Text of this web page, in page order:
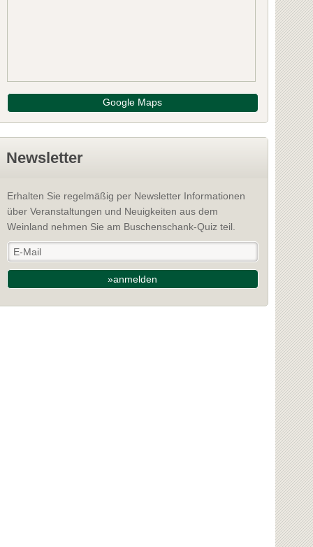
Schreiben Sie die erste Bewertung
2212
Bezirk: Mistelbach
INFOS
Google Maps
Newsletter
Erhalten Sie regelmäßig per Newsletter Informationen
über Veranstaltungen und Neuigkeiten aus dem
Weinland nehmen Sie am Buschenschank-Quiz teil.
»anmelden